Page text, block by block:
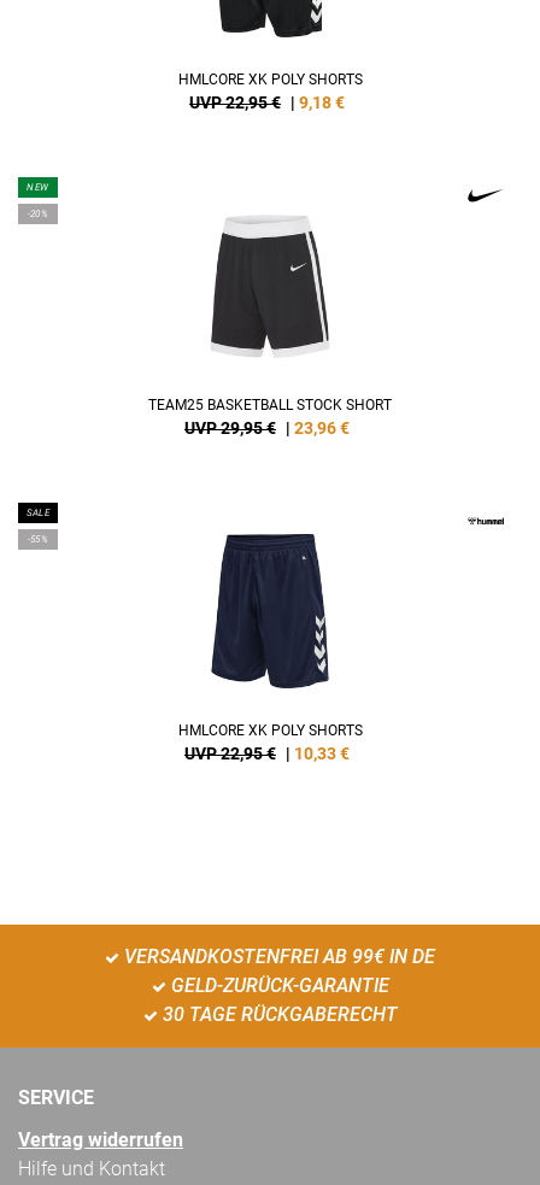
HMLCORE XK POLY SHORTS
UVP 22,95 € | 9,18€
NEW
-20%
TEAM25 BASKETBALL STOCK SHORT
UVP 29,95 € | 23,96€
SALE
-55%
HMLCORE XK POLY SHORTS
UVP 22,95 € | 10,33€
VERSANDKOSTENFREI AB 99€ IN DE
GELD-ZURÜCK-GARANTIE
30 TAGE RÜCKGABERECHT
SERVICE
Vertrag widerrufen
Hilfe und Kontakt